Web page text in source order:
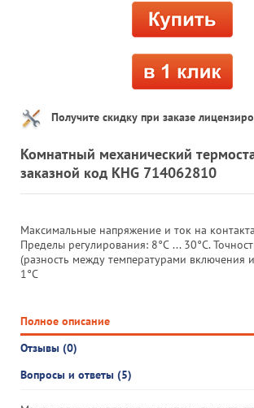
Получите скидку при заказе
Комнатный механический
заказной код KHG 714062810
Максимальные напряжение и ток на
Пределы регулирования: 8°С ... 30°С.
(разность между температурами включения
1°C
Полное описание
Отзывы (0)
Вопросы и ответы (5)